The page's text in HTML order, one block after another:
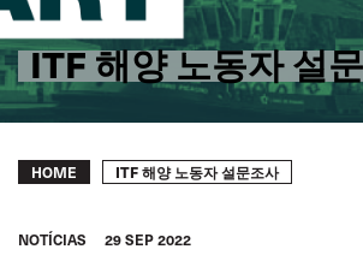
ITF 해양 노동자 설
Breadcrumb
HOME ITF 해양 노동자 설문조사
NOTÍCIAS 29 SEP 2022